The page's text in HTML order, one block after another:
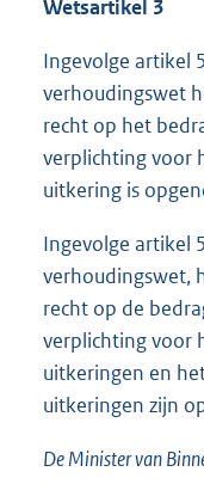
Wetsartikel 3
Ingevolge artikel
verhoudingswet
recht op het
verplichting voor
uitkering is
Ingevolge artikel
verhoudingswet,
recht op de
verplichting voor
uitkeringen en
uitkeringen zijn
De Minister van